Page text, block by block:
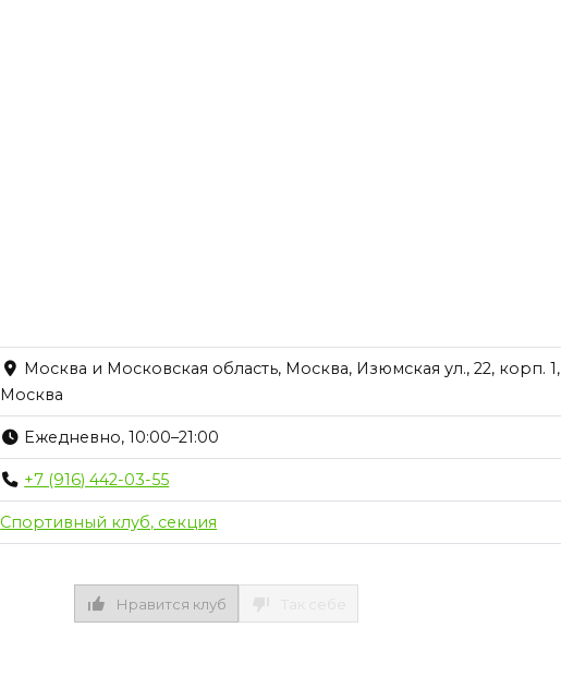
Москва и Московская область, Москва, Изюмская ул., 22, корп. 1,
Москва
Ежедневно, 10:00–21:00
+7 (916) 442-03-55
Спортивный клуб, секция
Нравится клуб